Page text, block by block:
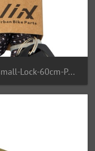
20397-Liix-Fahrradschloss-Small-Lock-60cm-Polka-Dots-Black